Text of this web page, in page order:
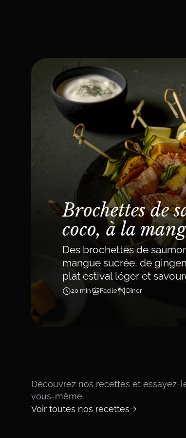
Brochettes de
coco, à la
Des brochettes de
mangue sucrée, de
plat estival léger et
20 min Facile Dîner
Découvrez nos recettes et essayez-
vous-même.
Voir toutes nos recettes